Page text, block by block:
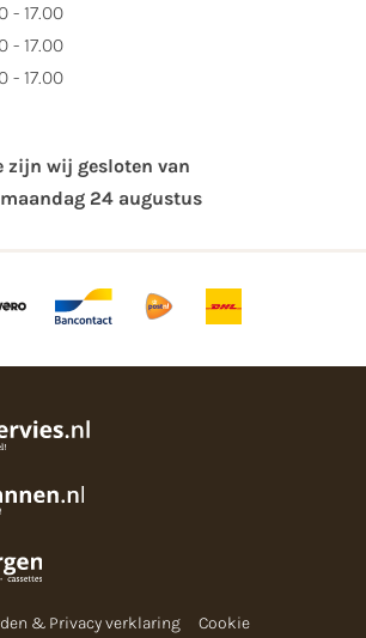
- 17.00
- 17.00
- 17.00
zijn wij gesloten van
24 augustus
& Privacy verklaring Cookie